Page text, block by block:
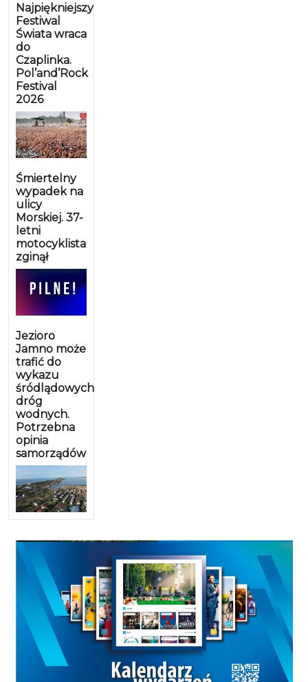
Najpiękniejszy
Festiwal
Świata wraca
do
Czaplinka.
Pol’and’Rock
Festival
2026
Śmiertelny
wypadek na
ulicy
Morskiej. 37-
letni
motocyklista
zginął
Jezioro
Jamno może
trafić do
wykazu
śródlądowych
dróg
wodnych.
Potrzebna
opinia
samorządów